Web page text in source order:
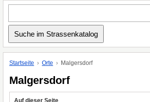
Startseite Orte Malgersdorf
Malgersdorf
Auf dieser Seite